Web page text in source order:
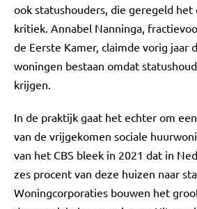
ook statushouders, die geregeld het
kritiek. Annabel Nanninga,
de Eerste Kamer, claimde vorig jaar
woningen bestaan omdat
krijgen.
In de praktijk gaat het echter om
van de vrijgekomen sociale
van het CBS bleek in 2021 dat in
zes procent van deze huizen naar
Woningcorporaties bouwen het